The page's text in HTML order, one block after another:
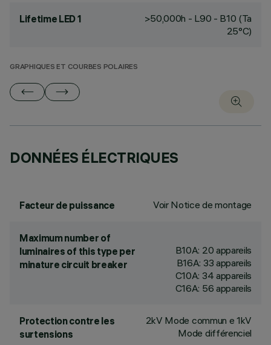
Lifetime LED 1
>50,000h - L90 - B10 (Ta
25°C)
GRAPHIQUES ET COURBES POLAIRES
DONNÉES ÉLECTRIQUES
Facteur de puissance Voir Notice de montage
Maximum number of
luminaires of this type per
minature circuit breaker
B10A: 20 appareils
B16A: 33 appareils
C10A: 34 appareils
C16A: 56 appareils
Protection contre les
surtensions
2kV Mode commun e 1kV
Mode différenciel